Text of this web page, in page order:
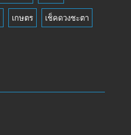
เกษตร เช็คดวงชะตา